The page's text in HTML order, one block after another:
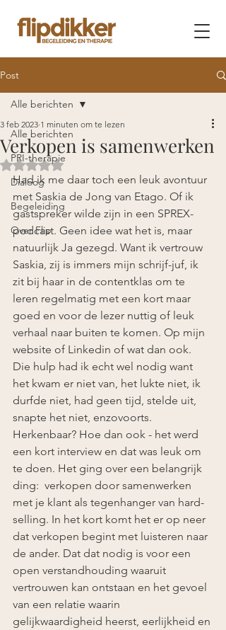
Post
Alle berichten
PRI-therapie
Dialoog
Begeleiding
Over Flip
Alle berichten
Verkopen is samenwerken
3 feb 2023 1 minuten om te lezen
Beoordeeld met NaN uit 5 sterren.
Had ik me daar toch een leuk avontuur
met Saskia de Jong van Etago. Of ik
gastspreker wilde zijn in een SPREX-
podcast. Geen idee wat het is, maar
natuurlijk Ja gezegd. Want ik vertrouw
Saskia, zij is immers mijn schrijf-juf, ik
zit bij haar in de contentklas om te
leren regelmatig met een kort maar
goed en voor de lezer nuttig of leuk
verhaal naar buiten te komen. Op mijn
website of Linkedin of wat dan ook.
Die hulp had ik echt wel nodig want
het kwam er niet van, het lukte niet, ik
durfde niet, had geen tijd, stelde uit,
snapte het niet, enzovoorts.
Herkenbaar? Hoe dan ook - het werd
een kort interview en dat was leuk om
te doen. Het ging over een belangrijk
ding:  verkopen door samenwerken
met je klant als tegenhanger van hard-
selling. In het kort komt het er op neer
dat verkopen begint met luisteren naar
de ander. Dat dat nodig is voor een
open verstandhouding waaruit
vertrouwen kan ontstaan en het gevoel
van een relatie waarin
gelijkwaardigheid heerst, eerlijkheid en